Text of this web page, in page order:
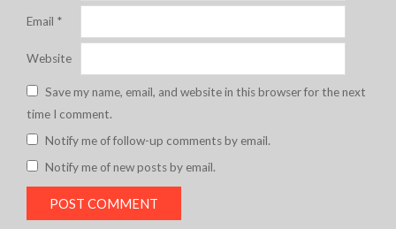
Email *
Website
Save my name, email, and website in this browser for the next
time I comment.
Notify me of follow-up comments by email.
Notify me of new posts by email.